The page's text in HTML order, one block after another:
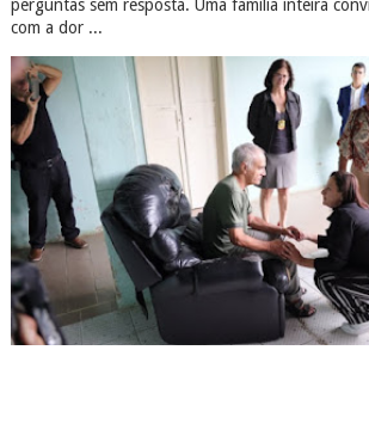
perguntas sem resposta. Uma família inteira
com a dor ...